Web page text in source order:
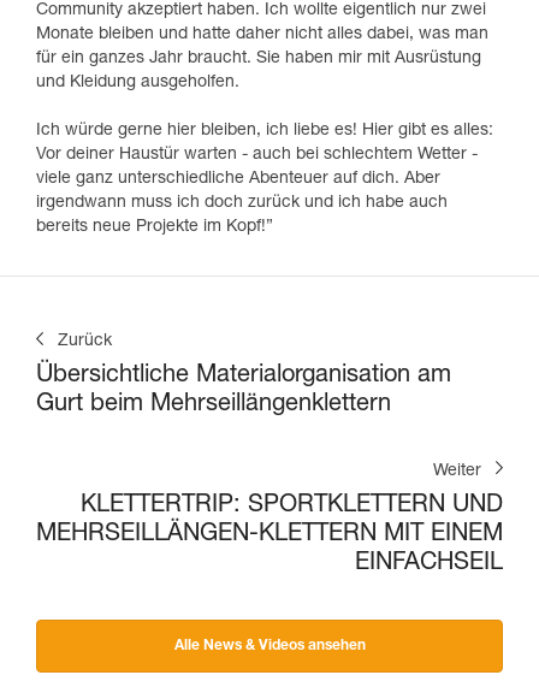
Community akzeptiert haben. Ich wollte eigentlich nur zwei
Monate bleiben und hatte daher nicht alles dabei, was man
für ein ganzes Jahr braucht. Sie haben mir mit Ausrüstung
und Kleidung ausgeholfen.
Ich würde gerne hier bleiben, ich liebe es! Hier gibt es alles:
Vor deiner Haustür warten - auch bei schlechtem Wetter -
viele ganz unterschiedliche Abenteuer auf dich. Aber
irgendwann muss ich doch zurück und ich habe auch
bereits neue Projekte im Kopf!”
Zurück
Übersichtliche Materialorganisation am
Gurt beim Mehrseillängenklettern
Weiter
KLETTERTRIP: SPORTKLETTERN UND
MEHRSEILLÄNGEN-KLETTERN MIT EINEM
EINFACHSEIL
Alle News & Videos ansehen